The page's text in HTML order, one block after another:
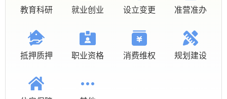
教育科研 就业创业 设立变更 准营准办
抵押质押 职业资格 消费维权 规划建设